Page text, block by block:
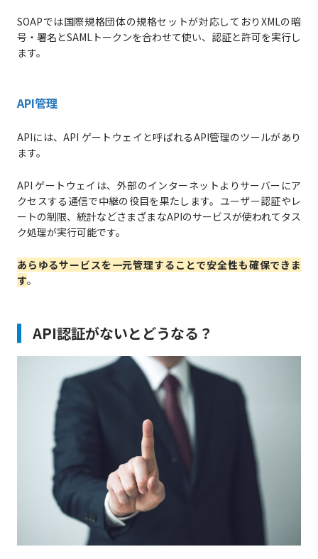
SOAPでは国際規格団体の規格セットが対応しておりXMLの暗
号・署名とSAMLトークンを合わせて使い、認証と許可を実行し
ます。
API管理
APIには、API ゲートウェイと呼ばれるAPI管理のツールがあり
ます。
API ゲートウェイは、外部のインターネットよりサーバーにア
クセスする通信で中継の役目を果たします。ユーザー認証やレ
ートの制限、統計などさまざまなAPIのサービスが使われてタス
ク処理が実行可能です。
あらゆるサービスを一元管理することで安全性も確保できま
す。
API認証がないとどうなる？